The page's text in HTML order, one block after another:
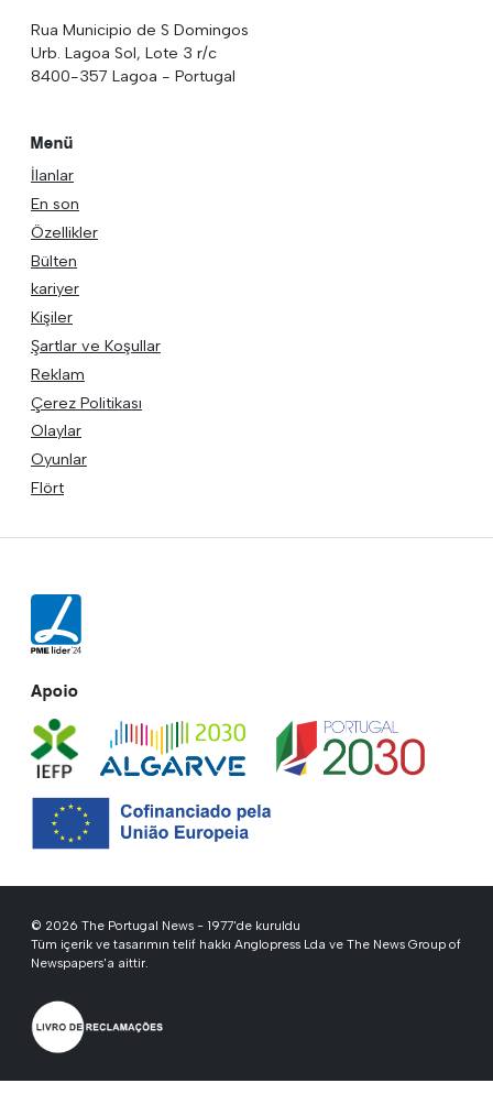
Rua Municipio de S Domingos
Urb. Lagoa Sol, Lote 3 r/c
8400-357 Lagoa - Portugal
Menü
İlanlar
En son
Özellikler
Bülten
kariyer
Kişiler
Şartlar ve Koşullar
Reklam
Çerez Politikası
Olaylar
Oyunlar
Flört
Apoio
© 2026 The Portugal News - 1977'de kuruldu
Tüm içerik ve tasarımın telif hakkı Anglopress Lda ve The News Group of
Newspapers'a aittir.